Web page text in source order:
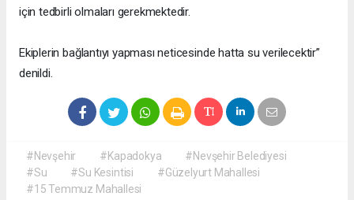
için tedbirli olmaları gerekmektedir.
Ekiplerin bağlantıyı yapması neticesinde hatta su verilecektir”
denildi.
#Nevşehir #Kapadokya
#Nevşehir Belediyesi
#Su
#Su Kesintisi
#Güzelyurt Mahallesi
#15 Temmuz Mahallesi